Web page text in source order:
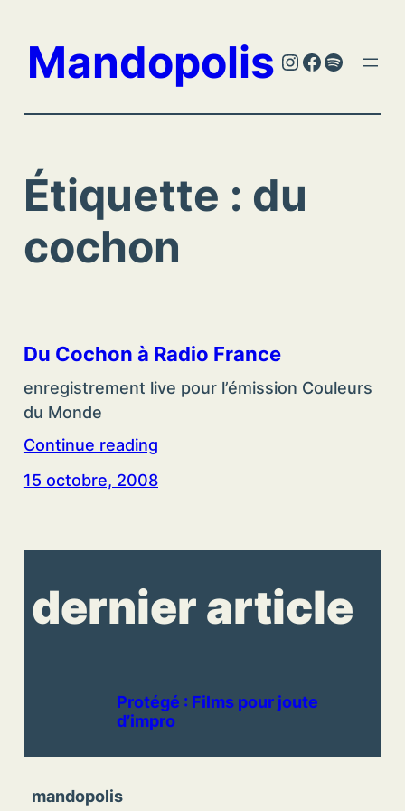
contenu
Mandopolis Instagram
Facebook
Spotify
Étiquette : du
cochon
Du Cochon à Radio France
enregistrement live pour l’émission Couleurs
du Monde
Continue reading
15 octobre, 2008
dernier article
Protégé : Films pour joute
d’impro
mandopolis